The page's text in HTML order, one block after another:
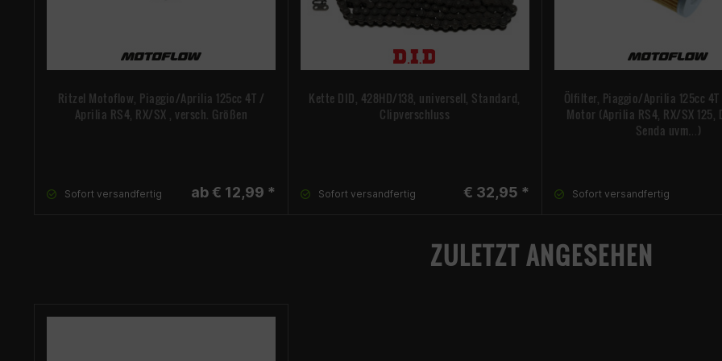
Ritzel Motoflow, Piaggio/Aprilia 125cc 4T /
Aprilia RS4, RX/SX , versch. Größen
Sofort versandfertig ab € 12,99 *
Kette DID, 428HD/138, universell, Standard,
Clipverschluss
Sofort versandfertig € 32,95 *
Ölfilter, Piaggio/Aprilia 125cc 4T
Motor (Aprilia RS4, RX/SX 125,
Senda uvm…)
Sofort versandfertig
ZULETZT ANGESEHEN